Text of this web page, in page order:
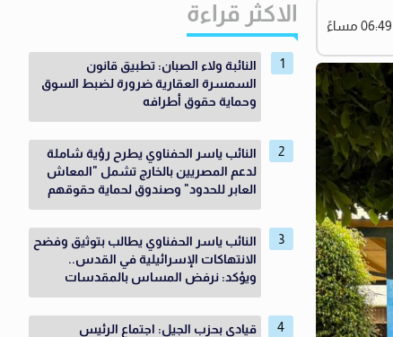
الاكثر قراءة
النائبة ولاء الصبان: تطبيق قانون
السمسرة العقارية ضرورة لضبط السوق
وحماية حقوق أطرافه
النائب ياسر الحفناوي يطرح رؤية شاملة
لدعم المصريين بالخارج تشمل "المعاش
العابر للحدود" وصندوق لحماية حقوقهم
النائب ياسر الحفناوي يطالب بتوثيق وفضح
الانتهاكات الإسرائيلية في القدس..
ويؤكد: نرفض المساس بالمقدسات
قيادي بحزب الجيل: اجتماع الرئيس